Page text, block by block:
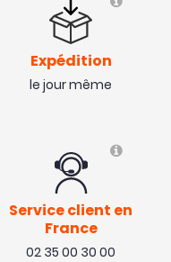
Expédition
le jour même
Service client en
France
02 35 00 30 00